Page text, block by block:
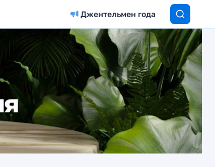
Джентельмен года